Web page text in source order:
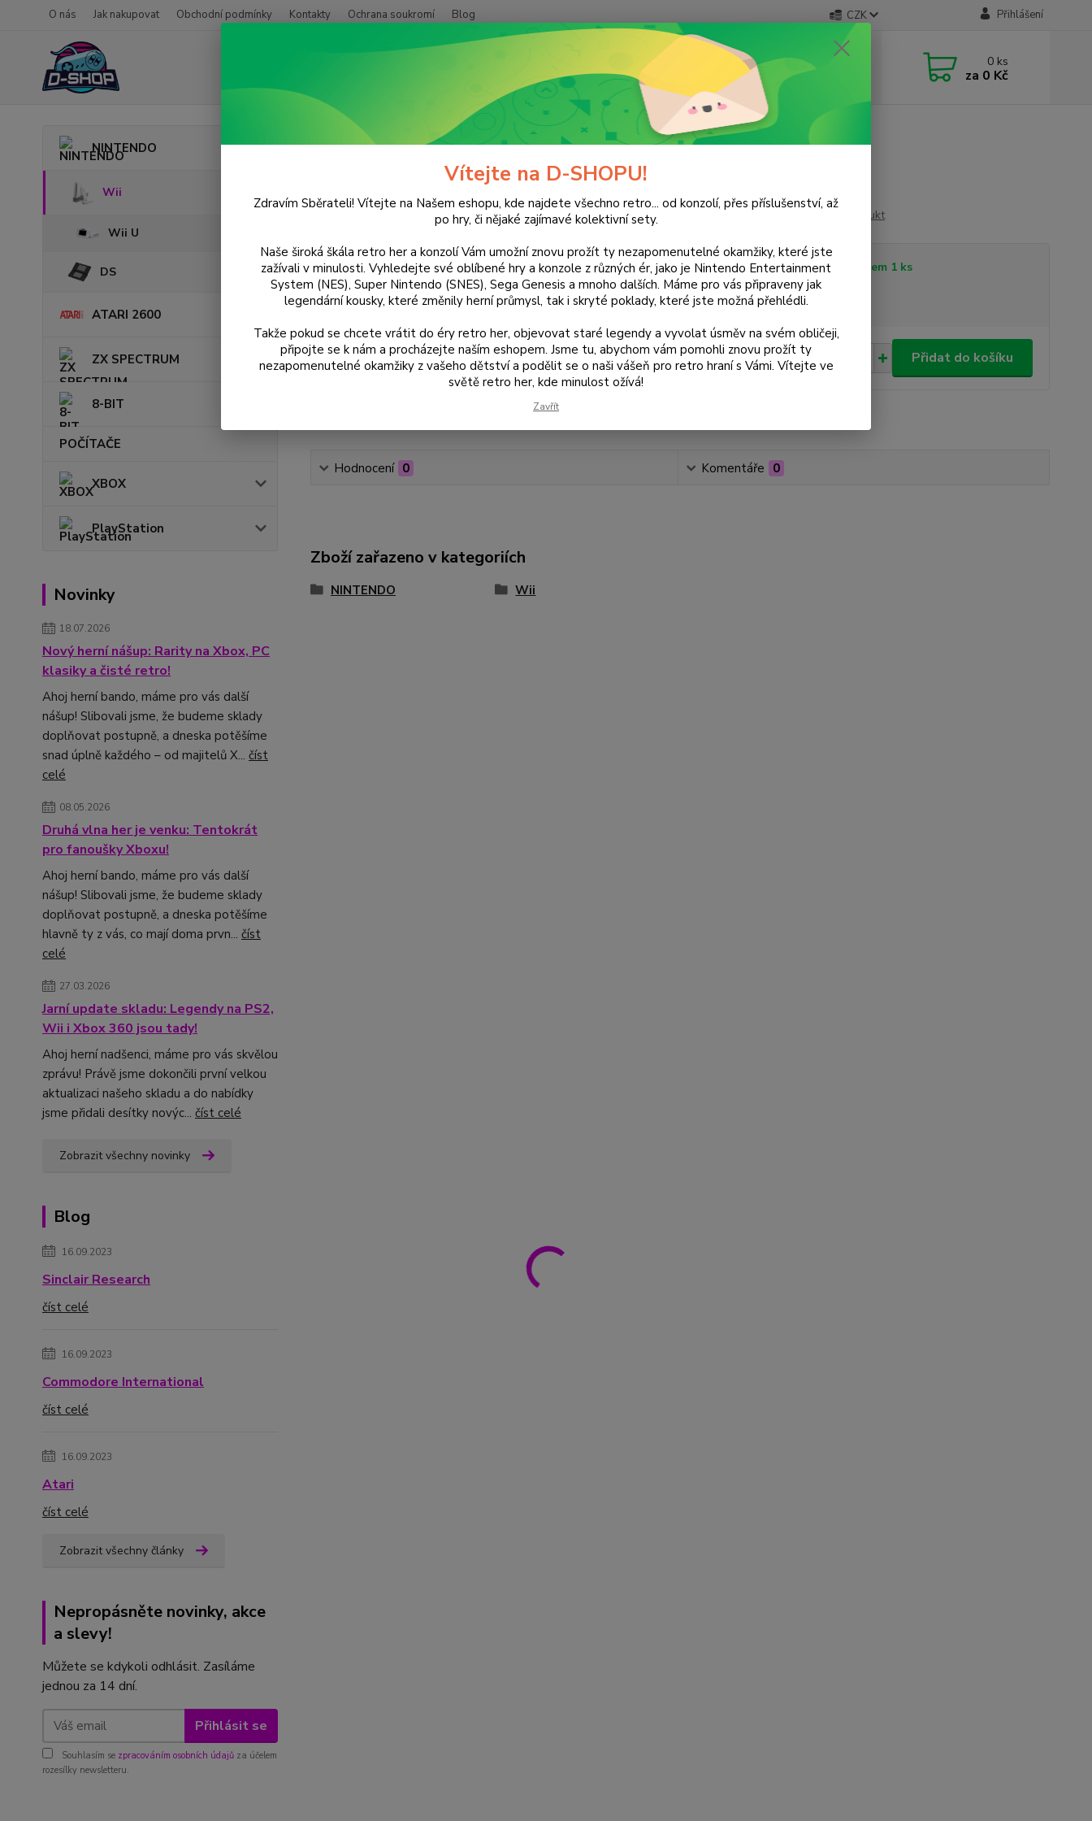
O nás Jak nakupovat Obchodní podmínky Kontakty Ochrana soukromí Blog CZK Přihlášení
Nevíte si rady? Zavolejte.
+420 733 751 266
(Po-Pá, 15:00-20:00 hod.)
0 ks
za 0 Kč
NINTENDO
Wii
Wii U
DS
ATARI 2600
ZX SPECTRUM
8-BIT
POČÍTAČE
XBOX
PlayStation
Novinky
18.07.2026
Nový herní nášup: Rarity na Xbox, PC
klasiky a čisté retro!
Ahoj herní bando, máme pro vás další
nášup! Slibovali jsme, že budeme sklady
doplňovat postupně, a dneska potěšíme
snad úplně každého – od majitelů X... číst
celé
08.05.2026
Druhá vlna her je venku: Tentokrát
pro fanoušky Xboxu!
Ahoj herní bando, máme pro vás další
nášup! Slibovali jsme, že budeme sklady
doplňovat postupně, a dneska potěšíme
hlavně ty z vás, co mají doma prvn... číst
celé
27.03.2026
Jarní update skladu: Legendy na PS2,
Wii i Xbox 360 jsou tady!
Ahoj herní nadšenci, máme pro vás skvělou
zprávu! Právě jsme dokončili první velkou
aktualizaci našeho skladu a do nabídky
jsme přidali desítky novýc... číst celé
Zobrazit všechny novinky
Blog
16.09.2023
Sinclair Research
číst celé
16.09.2023
Commodore International
číst celé
16.09.2023
Atari
číst celé
Zobrazit všechny články
Nepropásněte novinky, akce
a slevy!
Můžete se kdykoli odhlásit. Zasíláme
jednou za 14 dní.
Přihlásit se
Souhlasím se zpracováním osobních údajů za účelem
rozesílky newsletteru.
NINTENDO Wii MySims: Party
MySims: Party
Ohodnotit produkt
Dostupnost Skladem 1 ks
Nejsme plátci DPH
110 Kč/ks Přidat do košíku
Hodnocení 0 Komentáře 0
Zboží zařazeno v kategoriích
NINTENDO Wii
Vítejte na D-SHOPU!
Zdravím Sběrateli! Vítejte na Našem eshopu, kde najdete všechno retro... od konzolí, přes příslušenství, až
po hry, či nějaké zajímavé kolektivní sety.
Naše široká škála retro her a konzolí Vám umožní znovu prožít ty nezapomenutelné okamžiky, které jste
zažívali v minulosti. Vyhledejte své oblíbené hry a konzole z různých ér, jako je Nintendo Entertainment
System (NES), Super Nintendo (SNES), Sega Genesis a mnoho dalších. Máme pro vás připraveny jak
legendární kousky, které změnily herní průmysl, tak i skryté poklady, které jste možná přehlédli.
Takže pokud se chcete vrátit do éry retro her, objevovat staré legendy a vyvolat úsměv na svém obličeji,
připojte se k nám a procházejte naším eshopem. Jsme tu, abychom vám pomohli znovu prožít ty
nezapomenutelné okamžiky z vašeho dětství a podělit se o naši vášeň pro retro hraní s Vámi. Vítejte ve
světě retro her, kde minulost ožívá!
Zavřít